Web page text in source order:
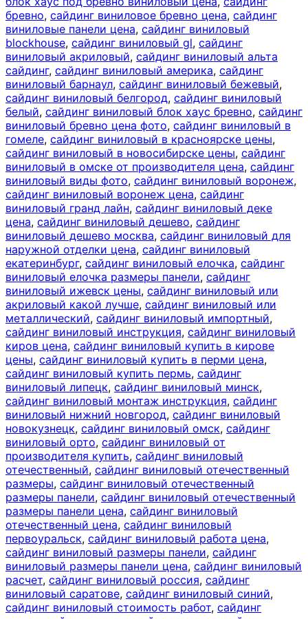
бревно, сайдинг виниловое бревно цена, сайдинг
виниловые панели цена, сайдинг виниловый
blockhouse, сайдинг виниловый gl, сайдинг
виниловый акриловый, сайдинг виниловый альта
сайдинг, сайдинг виниловый америка, сайдинг
виниловый барнаул, сайдинг виниловый бежевый,
сайдинг виниловый белгород, сайдинг виниловый
белый, сайдинг виниловый блок хаус бревно, сайдинг
виниловый бревно цена фото, сайдинг виниловый в
гомеле, сайдинг виниловый в красноярске цены,
сайдинг виниловый в новосибирске цены, сайдинг
виниловый в омске от производителя цена, сайдинг
виниловый виды фото, сайдинг виниловый воронеж,
сайдинг виниловый воронеж цена, сайдинг
виниловый гранд лайн, сайдинг виниловый деке
цена, сайдинг виниловый дешево, сайдинг
виниловый дешево москва, сайдинг виниловый для
наружной отделки цена, сайдинг виниловый
екатеринбург, сайдинг виниловый елочка, сайдинг
виниловый елочка размеры панели, сайдинг
виниловый ижевск цены, сайдинг виниловый или
акриловый какой лучше, сайдинг виниловый или
металлический, сайдинг виниловый импортный,
сайдинг виниловый инструкция, сайдинг виниловый
киров цена, сайдинг виниловый купить в кирове
цены, сайдинг виниловый купить в перми цена,
сайдинг виниловый купить пермь, сайдинг
виниловый липецк, сайдинг виниловый минск,
сайдинг виниловый монтаж инструкция, сайдинг
виниловый нижний новгород, сайдинг виниловый
новокузнецк, сайдинг виниловый омск, сайдинг
виниловый орто, сайдинг виниловый от
производителя купить, сайдинг виниловый
отечественный, сайдинг виниловый отечественный
размеры, сайдинг виниловый отечественный
размеры панели, сайдинг виниловый отечественный
размеры панели цена, сайдинг виниловый
отечественный цена, сайдинг виниловый
первоуральск, сайдинг виниловый работа цена,
сайдинг виниловый размеры панели, сайдинг
виниловый размеры панели цена, сайдинг виниловый
расчет, сайдинг виниловый россия, сайдинг
виниловый саратове, сайдинг виниловый синий,
сайдинг виниловый стоимость работ, сайдинг